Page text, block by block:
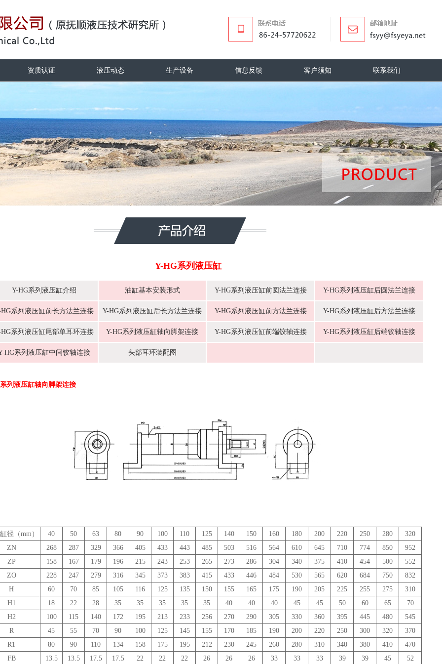
资质认证 液压动态 生产设备 信息反馈 客户须知 联系我们
Y-HG系列液压缸
Y-HG系列液压缸介绍 油缸基本安装形式 Y-HG系列液压缸前圆法兰连接 Y-HG系列液压缸后圆法兰连接
HG系列液压缸前长方法兰连接 Y-HG系列液压缸后长方法兰连接 Y-HG系列液压缸前方法兰连接 Y-HG系列液压缸后方法兰连接
HG系列液压缸尾部单耳环连接 Y-HG系列液压缸轴向脚架连接 Y-HG系列液压缸前端铰轴连接 Y-HG系列液压缸后端铰轴连接
HG系列液压缸中间铰轴连接 头部耳环装配图
列液压缸轴向脚架连接
径（mm） 40 50 63 80 90 100 110 125 140 150 160 180 200 220 250 280
320
ZN
268 287 329 366 405 433 443 485 503 516 564 610 645 710 774 850
952
ZP
158 167 179 196 215 243 253 265 273 286 304 340 375 410 454 500
552
ZO
228 247 279 316 345 373 383 415 433 446 484 530 565 620 684 750
832
H
60 70 85 105 116 125 135 150 155 165 175 190 205 225 255 275
310
H1
18 22 28 35 35 35 35 35 40 40 40 45 45 50 60 65
70
H2
100 115 140 172 195 213 233 256 270 290 305 330 360 395 445 480
545
R
45 55 70 90 100 125 145 155 170 185 190 200 220 250 300 320
370
R1
80 90 110 134 158 175 195 212 230 245 260 280 310 340 380 410
470
FB
13.5 13.5 17.5 17.5 22 22 22 26 26 26 33 33 33 39 39 45 52